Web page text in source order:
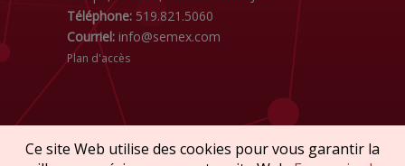
Téléphone: 519.821.5060
Courriel: info@semex.com
Plan d'accès
Ce site Web utilise des cookies pour vous garantir la